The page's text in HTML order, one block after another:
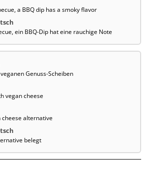
a BBQ dip has a smoky flavor
ein BBQ-Dip hat eine rauchige Note
Genuss-Scheiben
vegan cheese
alternative
belegt